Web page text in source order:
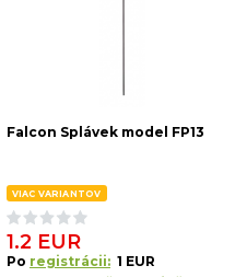
Falcon Splávek model FP13
VIAC VARIANTOV
1.2 EUR
Po registrácii: 1 EUR